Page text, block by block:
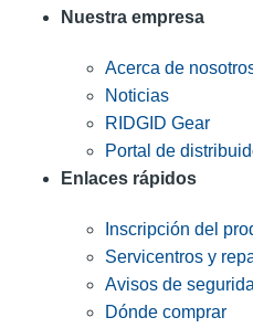
Nuestra empresa
Acerca de
Noticias
RIDGID Gear
Portal de
Enlaces rápidos
Inscripción del
Servicentros y
Avisos de
Dónde comprar